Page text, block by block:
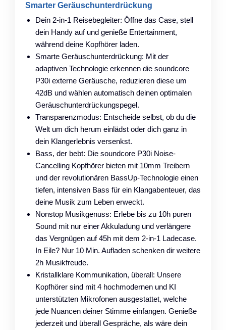
Smarter Geräuschunterdrückung
Dein 2-in-1 Reisebegleiter: Öffne das Case, stell
dein Handy auf und genieße Entertainment,
während deine Kopfhörer laden.
Smarte Geräuschunterdrückung: Mit der
adaptiven Technologie erkennen die soundcore
P30i externe Geräusche, reduzieren diese um
42dB und wählen automatisch deinen optimalen
Geräuschunterdrückungspegel.
Transparenzmodus: Entscheide selbst, ob du die
Welt um dich herum einlädst oder dich ganz in
dein Klangerlebnis versenkst.
Bass, der bebt: Die soundcore P30i Noise-
Cancelling Kopfhörer bieten mit 10mm Treibern
und der revolutionären BassUp-Technologie einen
tiefen, intensiven Bass für ein Klangabenteuer, das
deine Musik zum Leben erweckt.
Nonstop Musikgenuss: Erlebe bis zu 10h puren
Sound mit nur einer Akkuladung und verlängere
das Vergnügen auf 45h mit dem 2-in-1 Ladecase.
In Eile? Nur 10 Min. Aufladen schenken dir weitere
2h Musikfreude.
Kristallklare Kommunikation, überall: Unsere
Kopfhörer sind mit 4 hochmodernen und KI
unterstützten Mikrofonen ausgestattet, welche
jede Nuancen deiner Stimme einfangen. Genieße
jederzeit und überall Gespräche, als wäre dein